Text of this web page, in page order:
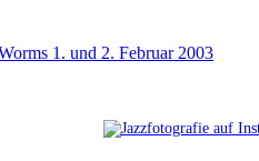
1. und 2. Februar 2003